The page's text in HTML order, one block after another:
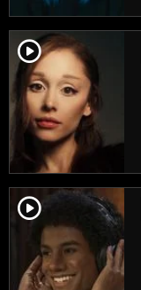
player2
player2